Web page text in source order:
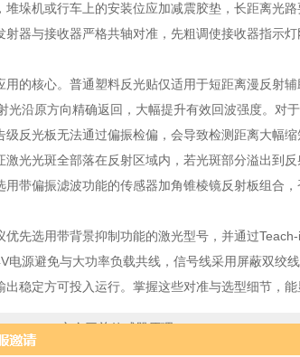
堆垛机或行车上的安装位应加减震胶垫，长距离光
器与接收器严格共轴对准，先粗调使接收器指示
核心。普通塑料反光贴仅适用于短距离漫反射
光沿原方向精确返回，大幅提升有效回波强度。对
级反光板无法通过偏振检偏，会导致检测距离大幅
激光光斑全部落在反射区域内，若光斑部分溢出到
用带偏振滤波功能的传感器加角锥棱镜反射板组合
选用带背景抑制功能的激光型号，并通过
电源避免与大功率负载共线，信号线采用屏蔽双绞
出稳定方可投入运行。掌握这些对准与选型细节，
AS V安全开关传感器原理